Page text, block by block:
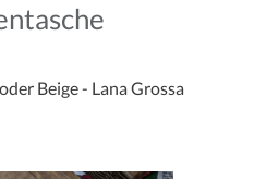
Beige - Lana Grossa